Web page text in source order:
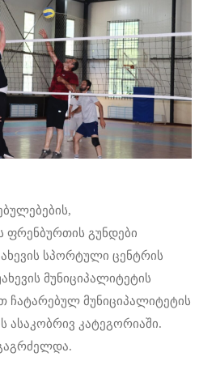
გუნდები
სპორტული ცენტრის
მუნიციპალიტეტის
ჩატარებულ მუნიციპალიტეტის
კატეგორიაში.